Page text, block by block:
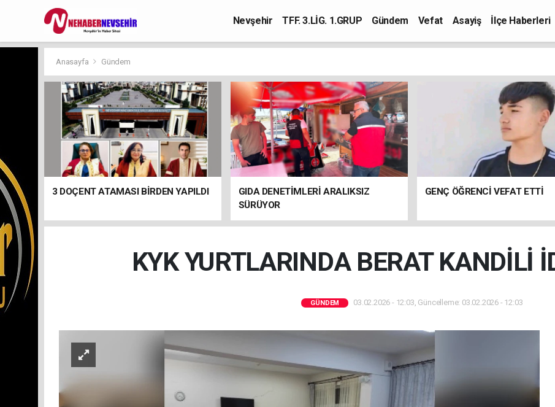
Nevşehir TFF. 3.LİG. 1.GRUP Gündem Vefat Asayiş İlçe Haberleri
Anasayfa Gündem
3 DOÇENT ATAMASI BİRDEN YAPILDI
GIDA DENETİMLERİ ARALIKSIZ
SÜRÜYOR
GENÇ ÖĞRENCİ VEFAT ETTİ
KYK YURTLARINDA BERAT KANDİLİ
GÜNDEM 03.02.2026 - 12:03, Güncelleme: 03.02.2026 - 12:03